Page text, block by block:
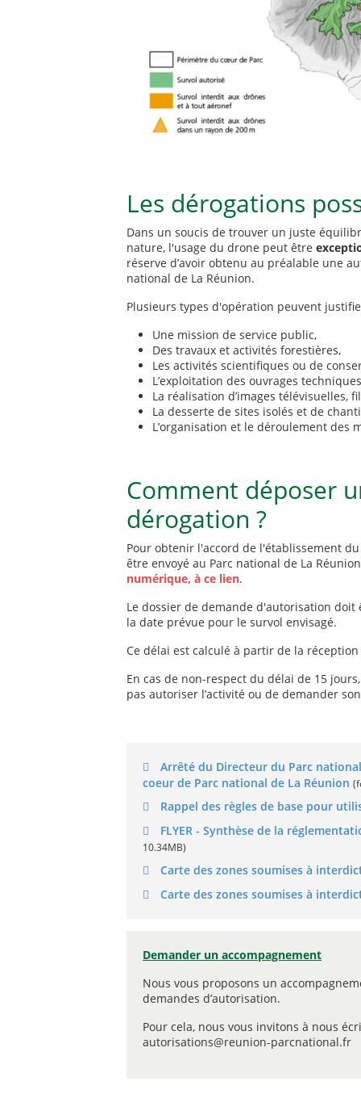
Les dérogations
Dans un soucis de trouver un juste
nature, l'usage du drone peut être
réserve d’avoir obtenu au préalable une
national de La Réunion.
Plusieurs types d'opération peuvent
Une mission de service public,
Des travaux et activités forestières,
Les activités scientifiques ou de
L’exploitation des ouvrages
La réalisation d’images télévisuelles,
La desserte de sites isolés et de
L’organisation et le déroulement des
Comment déposer
dérogation ?
Pour obtenir l'accord de l'établissement
être envoyé au Parc national de La
numérique, à ce lien.
Le dossier de demande d'autorisation
la date prévue pour le survol envisagé.
Ce délai est calculé à partir de la
En cas de non-respect du délai de 15
pas autoriser l’activité ou de demander
Arrêté du Directeur du Parc
coeur de Parc national de La Réunion
Rappel des règles de base pour
FLYER - Synthèse de la
10.34MB)
Carte des zones soumises à
Carte des zones soumises à
Demander un accompagnement
Nous vous proposons un
demandes d’autorisation.
Pour cela, nous vous invitons à nous
autorisations@reunion-parcnational.fr